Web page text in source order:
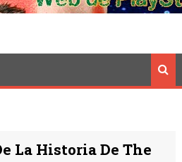
La Historia De The